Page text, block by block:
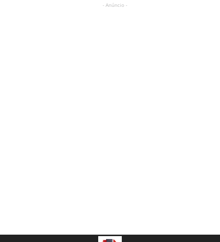
- Anúncio -